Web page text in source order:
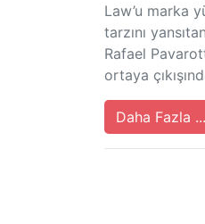
Law’u marka
tarzını
Rafael
ortaya
Daha Fazla ...